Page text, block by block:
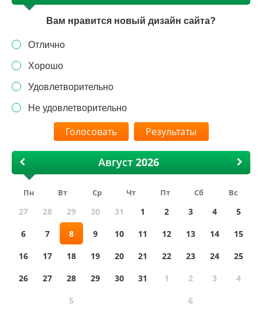
Вам нравится новый дизайн сайта?
Отлично
Хорошо
Удовлетворительно
Не удовлетворительно
Результаты
Август
Пн Вт Ср Чт Пт Сб Вс
27 28 29 30 31 1 2 3 4
5
6
7 8 9 10 11 12 13 14
15
16
17 18 19 20 21 22 23 24
25
26
27 28 29 30 31 1 2 3
4
5
6